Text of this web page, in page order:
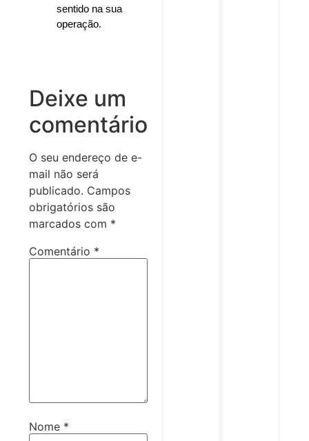
sentido na sua
operação.
Deixe um
comentário
O seu endereço de e-
mail não será
publicado. Campos
obrigatórios são
marcados com *
Comentário *
Nome *